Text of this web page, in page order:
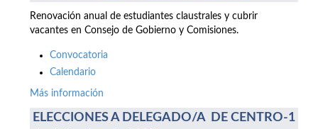
Renovación anual de estudiantes claustrales y cubrir
vacantes en Consejo de Gobierno y Comisiones.
Convocatoria
Calendario
Más información
ELECCIONES A DELEGADO/A DE CENTRO-1